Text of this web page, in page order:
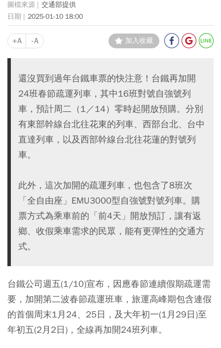
交通部提供
2025-01-10 18:00
+A -A 加入收藏
還沒買到過年台鐵車票的快注意！台鐵再加開
24班春節疏運列車，其中16班對號自強號列
車，預計周二（1／14）零時起開放預購。分別
有東部幹線台北往花東的列車、西部台北、台中
直達列車，以及西部幹線台北往花蓮的對號列
車。
此外，這次加開的疏運列車，也包含了8班次
「全自由座」EMU3000型自強號對號列車。購
票方式為乘車前的「前4天」開放預訂，讓有返
鄉、收假乘車需求的民眾，能有更彈性的交通方
式。
台鐵公司週五(1/10)宣布，因應春節連續假期疏運需
要，加開第二波春節疏運班車，旅運高峰期包含連假
的首個周末1月24、25日，及大年初一(1月29日)至
年初五(2月2日)，全線再加開24班列車。